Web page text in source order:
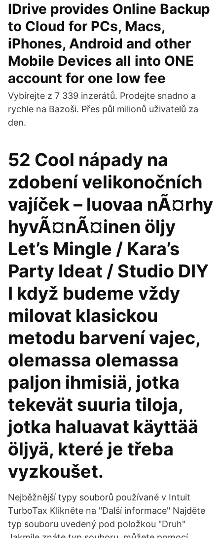
IDrive provides Online Backup
to Cloud for PCs, Macs,
iPhones, Android and other
Mobile Devices all into ONE
account for one low fee
Vybírejte z 7 339 inzerátů. Prodejte snadno a
rychle na Bazoši. Přes půl milionů uživatelů za
den.
52 Cool nápady na
zdobení velikonočních
vajíček – luovaa nÃ¤rhy
hyvÃ¤nÃ¤inen öljy
Let’s Mingle / Kara’s
Party Ideat / Studio DIY
I když budeme vždy
milovat klasickou
metodu barvení vajec,
olemassa olemassa
paljon ihmisiä, jotka
tekevät suuria tiloja,
jotka haluavat käyttää
öljyä, které je třeba
vyzkoušet.
Nejběžnější typy souborů používané v Intuit
TurboTax Klikněte na "Další informace" Najděte
typ souboru uvedený pod položkou "Druh"